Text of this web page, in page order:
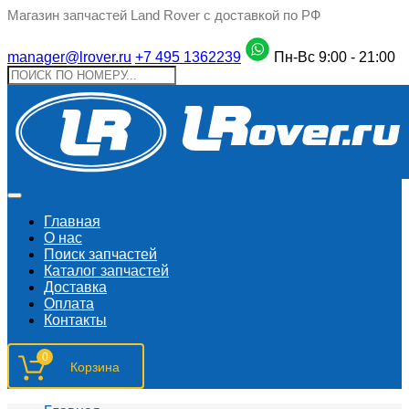
Магазин запчастей Land Rover с доставкой по РФ
manager@lrover.ru +7 495 1362239 Пн-Вс 9:00 - 21:00
Главная
О нас
Поиск запчастeй
Каталог запчастей
Доставка
Оплата
Контакты
0